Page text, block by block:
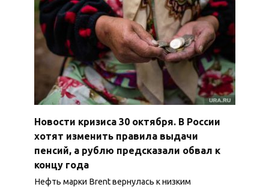
Новости кризиса 30 октября. В России
хотят изменить правила выдачи
пенсий, а рублю предсказали обвал к
концу года
Нефть марки Brent вернулась к низким